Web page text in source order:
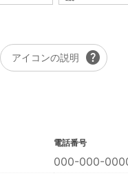
アイコンの説明 help
電話番号
000-000-